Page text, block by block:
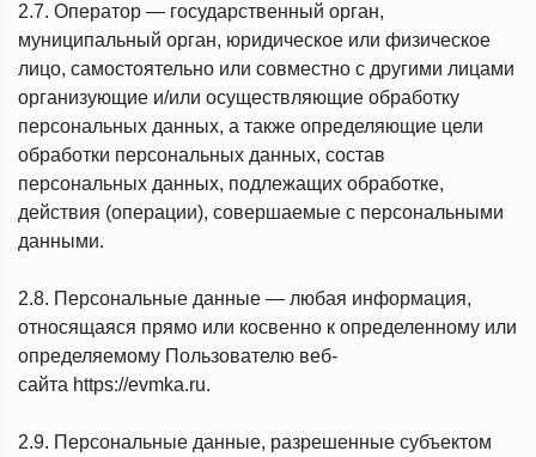
2.7. Оператор — государственный орган,
муниципальный орган, юридическое или физическое
лицо, самостоятельно или совместно с другими лицами
организующие и/или осуществляющие обработку
персональных данных, а также определяющие цели
обработки персональных данных, состав
персональных данных, подлежащих обработке,
действия (операции), совершаемые с персональными
данными.
2.8. Персональные данные — любая информация,
относящаяся прямо или косвенно к определенному или
определяемому Пользователю веб-
сайта https://evmka.ru.
2.9. Персональные данные, разрешенные субъектом